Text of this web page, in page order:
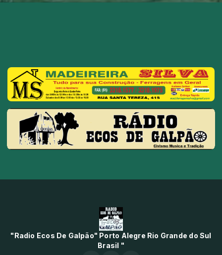
"Radio Ecos De Galpão" Porto Alegre Rio Grande do Sul
Brasil "